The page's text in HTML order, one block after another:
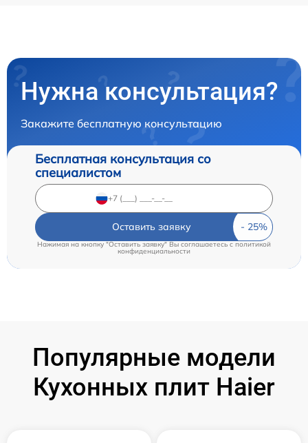
Нужна консультация?
Закажите бесплатную консультацию
Бесплатная консультация со
специалистом
Оставить заявку
Нажимая на кнопку "Оставить заявку" Вы соглашаетесь cполитикой
конфиденциальности
Популярные модели
Кухонных плит Haier